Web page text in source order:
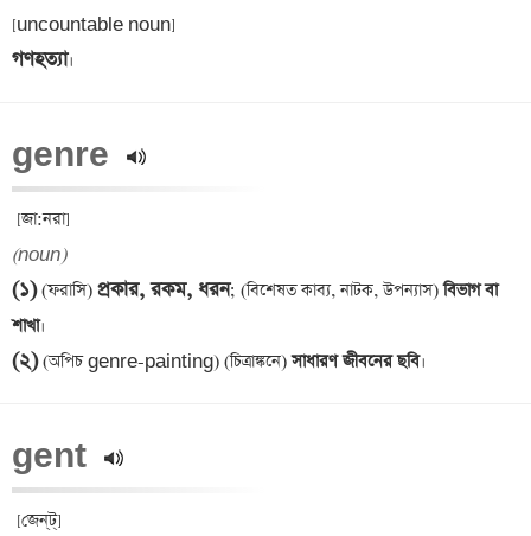
গণহত্যা
genre
(noun)
(১) (ফরাসি) প্রকার, রকম, ধরন; (বিশেষত কাব্য, নাটক, উপন্যাস) বিভাগ বা
শাখা
(২) (অপিচ genre-painting) (চিত্রাঙ্কনে) সাধারণ জীবনের ছবি
gent